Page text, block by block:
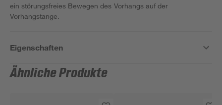
ein störungsfreies Bewegen des Vorhangs auf der
Vorhangstange.
Eigenschaften
Ähnliche Produkte